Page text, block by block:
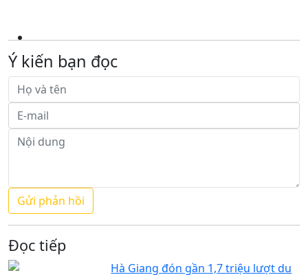
Ý kiến bạn đọc
Đọc tiếp
Hà Giang đón gần 1,7 triệu lượt du